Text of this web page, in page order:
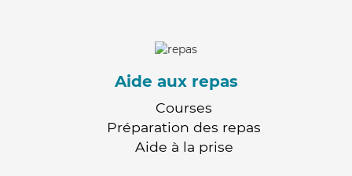
Aide aux repas
Courses
Préparation des repas
Aide à la prise